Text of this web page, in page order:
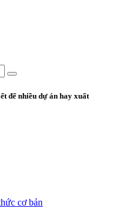
để nhiều dự án hay xuất
cơ bản